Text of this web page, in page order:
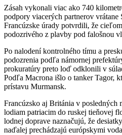
Zásah vykonali viac ako 740
podpory viacerých partnerov vrátane
Francúzske úrady potvrdili, že
podozrivého z plavby pod falošnou
Po nalodení kontrolného tímu a
podozrenia podľa námornej
prokuratúry preto loď odklonili v
Podľa Macrona išlo o tanker Tagor,
prístavu Murmansk.
Francúzsko aj Británia v posledných
lodiam patriacim do ruskej tieňovej
lodnej doprave naznačujú, že
naďalej prechádzajú európskymi